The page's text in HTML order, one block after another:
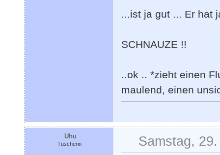
...ist ja gut ... Er hat
SCHNAUZE !!
..ok .. *zieht einen
maulend, einen
Uhu
Tuscherin Samstag,